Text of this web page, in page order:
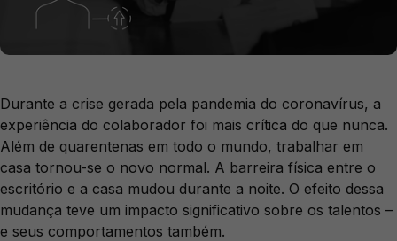
Durante a crise gerada pela pandemia do coronavírus, a
experiência do colaborador foi mais crítica do que nunca.
Além de quarentenas em todo o mundo, trabalhar em
casa tornou-se o novo normal. A barreira física entre o
escritório e a casa mudou durante a noite. O efeito dessa
mudança teve um impacto significativo sobre os talentos –
e seus comportamentos também.